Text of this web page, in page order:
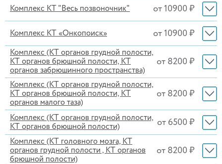
Комплекс КТ "Весь позвоночник" от 10900 ₽
Комплекс КТ «Онкопоиск» от 10900 ₽
Комплекс (КТ органов грудной полости,
КТ органов брюшной полости, КТ
органов забрюшинного пространства)
от 8200 ₽
Комплекс (КТ органов грудной полости,
КТ органов брюшной полости, КТ
органов малого таза)
от 8200 ₽
Комплекс (КТ органов грудной полости,
КТ органов брюшной полости)
от 6500 ₽
Комплекс (КТ головного мозга, КТ
органов грудной полости , КТ органов
брюшной полости)
от 8200 ₽